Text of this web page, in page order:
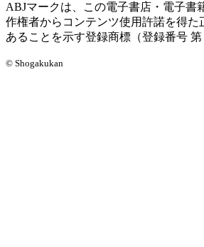
ABJマークは、この電子書店・電子書
作権者からコンテンツ使用許諾を得た
あることを示す登録商標（登録番号 第
© Shogakukan